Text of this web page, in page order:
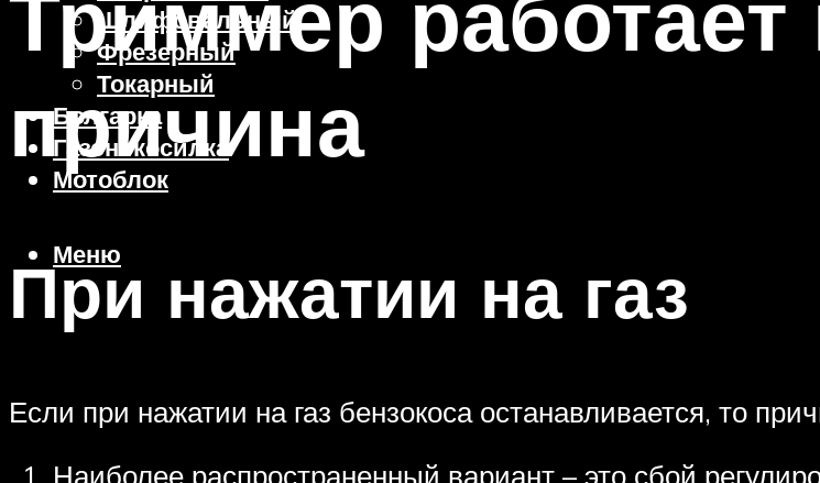
Шлифовальный
Фрезерный
Токарный
Болгарка
Газонокосилка
Мотоблок
Меню
причина
При нажатии на газ
Если при нажатии на газ бензокоса останавливается, то
Наиболее распространенный вариант – это сбой